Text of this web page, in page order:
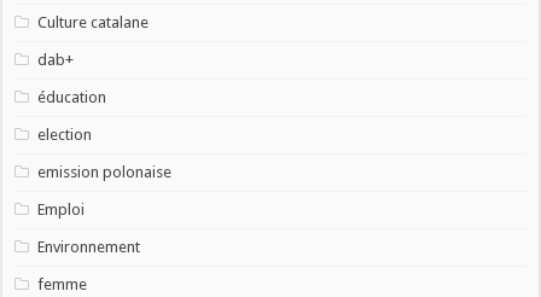
Culture catalane
dab+
éducation
election
emission polonaise
Emploi
Environnement
femme